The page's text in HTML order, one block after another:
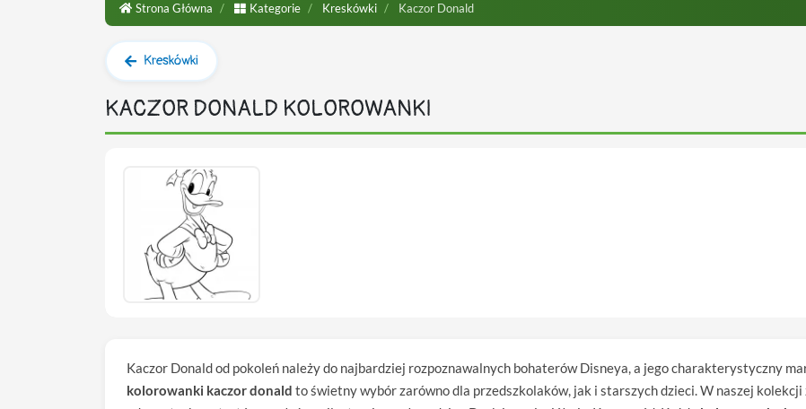
Strona Główna Kategorie Kreskówki Kaczor Donald
Kreskówki
KACZOR DONALD KOLOROWANKI
Kaczor Donald od pokoleń należy do najbardziej rozpoznawalnych bohaterów Disneya, a jego charakterystyczny
kolorowanki kaczor donald to świetny wybór zarówno dla przedszkolaków, jak i starszych dzieci. W naszej